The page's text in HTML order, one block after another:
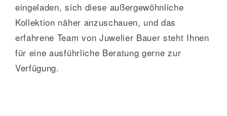
eingeladen, sich diese außergewöhnliche
Kollektion näher anzuschauen, und das
erfahrene Team von Juwelier Bauer steht Ihnen
für eine ausführliche Beratung gerne zur
Verfügung.